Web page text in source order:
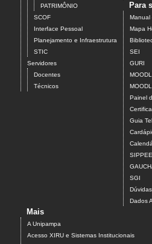
PATRIMÔNIO
SCOF
Interface Pessoal
Planejamento e Infraestrutura
STIC
Servidores
Docentes
Técnicos
Para
Manual
Mapa
SEI
GURI
Painel
Guia
SIPPEE
SGI
Dados
Mais
A Unipampa
Acesso XIRU e Sistemas Institucionais